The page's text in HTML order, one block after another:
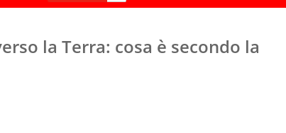
la Terra: cosa è secondo la